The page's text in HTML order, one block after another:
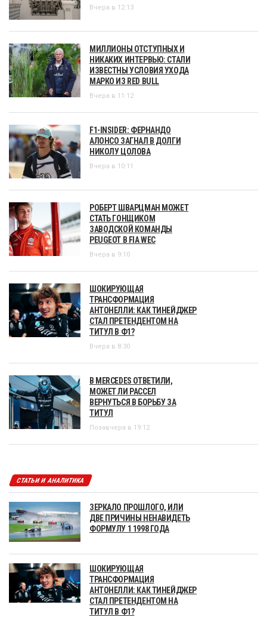
Вчера в 12:13
МИЛЛИОНЫ ОТСТУПНЫХ И
НИКАКИХ ИНТЕРВЬЮ: СТАЛИ
ИЗВЕСТНЫ УСЛОВИЯ УХОДА
МАРКО ИЗ RED BULL
Вчера в 11:12
F1-INSIDER: ФЕРНАНДО
АЛОНСО ЗАГНАЛ В ДОЛГИ
НИКОЛУ ЦОЛОВА
Вчера в 10:11
РОБЕРТ ШВАРЦМАН МОЖЕТ
СТАТЬ ГОНЩИКОМ
ЗАВОДСКОЙ КОМАНДЫ
PEUGEOT В FIA WEC
Вчера в 9:10
ШОКИРУЮЩАЯ
ТРАНСФОРМАЦИЯ
АНТОНЕЛЛИ: КАК ТИНЕЙДЖЕР
СТАЛ ПРЕТЕНДЕНТОМ НА
ТИТУЛ В Ф1?
Вчера в 8:30
В MERCEDES ОТВЕТИЛИ,
МОЖЕТ ЛИ РАССЕЛ
ВЕРНУТЬСЯ В БОРЬБУ ЗА
ТИТУЛ
Позавчера в 19:12
СТАТЬИ И АНАЛИТИКА
ЗЕРКАЛО ПРОШЛОГО, ИЛИ
ДВЕ ПРИЧИНЫ НЕНАВИДЕТЬ
ФОРМУЛУ 1 1998 ГОДА
ШОКИРУЮЩАЯ
ТРАНСФОРМАЦИЯ
АНТОНЕЛЛИ: КАК ТИНЕЙДЖЕР
СТАЛ ПРЕТЕНДЕНТОМ НА
ТИТУЛ В Ф1?